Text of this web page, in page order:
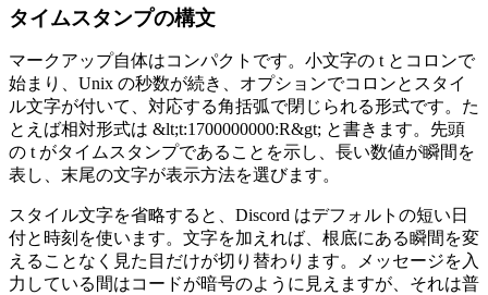
タイムスタンプの構文
マークアップ自体はコンパクトです。小文字の t とコロンで
始まり、Unix の秒数が続き、オプションでコロンとスタイ
ル文字が付いて、対応する角括弧で閉じられる形式です。た
とえば相対形式は &lt;t:1700000000:R&gt; と書きます。先頭
の t がタイムスタンプであることを示し、長い数値が瞬間を
表し、末尾の文字が表示方法を選びます。
スタイル文字を省略すると、Discord はデフォルトの短い日
付と時刻を使います。文字を加えれば、根底にある瞬間を変
えることなく見た目だけが切り替わります。メッセージを入
力している間はコードが暗号のように見えますが、それは普